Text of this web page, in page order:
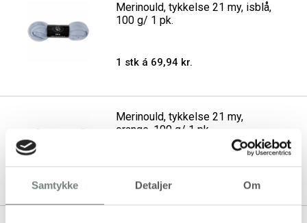
Samtykke Detaljer Om
Merinould, tykkelse 21 my, isblå,
100 g/ 1 pk.
1 stk á 69,94 kr.
Merinould, tykkelse 21 my,
orange, 100 g/ 1 pk.